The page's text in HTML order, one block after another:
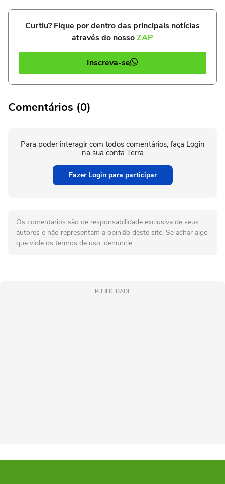
Curtiu? Fique por dentro das principais notícias
através do nossoZAP
Inscreva-se
Comentários (0)
Para poder interagir com todos comentários, faça Login
na sua conta Terra
Fazer Login para participar
Os comentários são de responsabilidade exclusiva de seus
autores e não representam a opinião deste site. Se achar algo
que viole os termos de uso, denuncie.
PUBLICIDADE